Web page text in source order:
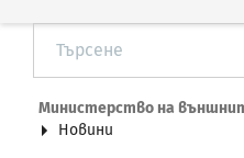
Министерство на
Новини